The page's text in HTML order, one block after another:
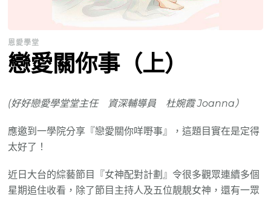
恩愛學堂
戀愛關你事（上）
(好好戀愛學堂堂主任 資深輔導員 杜婉霞 Joanna）
應邀到一學院分享『戀愛關你咩嘢事』，這題目實在是定得
太好了！
近日大台的綜藝節目『女神配對計劃』令很多觀眾連續多個
星期追住收看，除了節目主持人及五位靚靚女神，還有一眾